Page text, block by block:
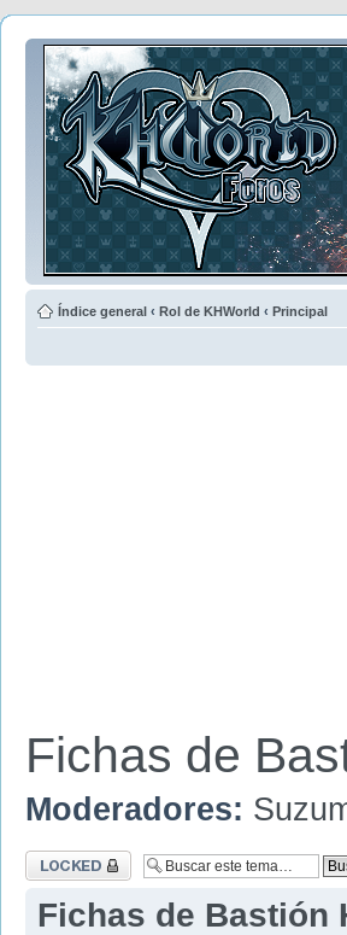
Índice general ‹ Rol de KHWorld ‹ Principal
Fichas de
Moderadores:
Tema cerrado
Fichas de Bastión